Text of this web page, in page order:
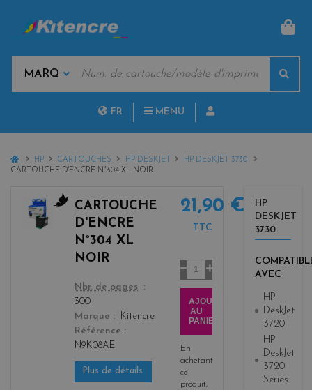
MARQUES
CLÉS
FR MENU
HOME
HP CARTOUCHES HP DESKJET
HP DESKJET 3730
CARTOUCHE D'ENCRE N°304 XL NOIR
CARTOUCHE
D'ENCRE
N°304 XL
NOIR
color
Nbr. de pages
300
Marque
Kitencre
Référence
N9K08AE
Plus de détails
21,90 €
TTC
Quantité
AJOUTER
AU
PANIER
En
achetant
ce
produit,
HP
DESKJET
3730
AVEC
HP
DeskJet
3720
HP
DeskJet
3720
Series